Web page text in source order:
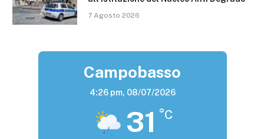
7 Agosto 2026
Campobasso
4:26 pm, 08/07/2026
31 °C